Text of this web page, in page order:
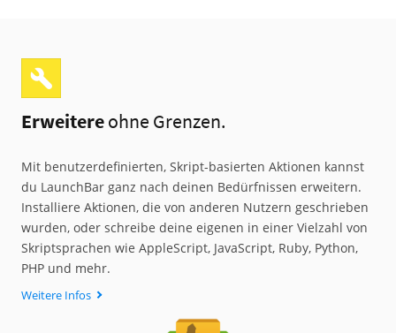
Erweitereohne Grenzen.
Mit benutzerdefinierten, Skript-basierten Aktionen kannst
du LaunchBar ganz nach deinen Bedürfnissen erweitern.
Installiere Aktionen, die von anderen Nutzern geschrieben
wurden, oder schreibe deine eigenen in einer Vielzahl von
Skriptsprachen wie AppleScript, JavaScript, Ruby, Python,
PHP und mehr.
Weitere Infos